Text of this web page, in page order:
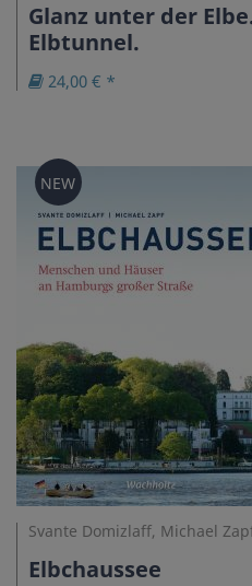
Glanz unter der
Elbtunnel.
24,00 € *
NEW
Svante Domizlaff, Michael
Elbchaussee